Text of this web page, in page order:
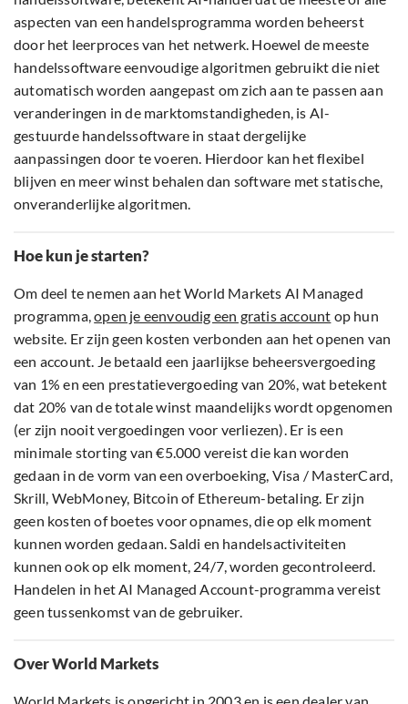
aspecten van een handelsprogramma worden beheerst
door het leerproces van het netwerk. Hoewel de meeste
handelssoftware eenvoudige algoritmen gebruikt die niet
automatisch worden aangepast om zich aan te passen aan
veranderingen in de marktomstandigheden, is AI-
gestuurde handelssoftware in staat dergelijke
aanpassingen door te voeren. Hierdoor kan het flexibel
blijven en meer winst behalen dan software met statische,
onveranderlijke algoritmen.
Hoe kun je starten?
Om deel te nemen aan het World Markets AI Managed
programma,open je eenvoudig een gratis account op hun
website. Er zijn geen kosten verbonden aan het openen van
een account. Je betaald een jaarlijkse beheersvergoeding
van 1% en een prestatievergoeding van 20%, wat betekent
dat 20% van de totale winst maandelijks wordt opgenomen
(er zijn nooit vergoedingen voor verliezen). Er is een
minimale storting van €5.000 vereist die kan worden
gedaan in de vorm van een overboeking, Visa / MasterCard,
Skrill, WebMoney, Bitcoin of Ethereum-betaling. Er zijn
geen kosten of boetes voor opnames, die op elk moment
kunnen worden gedaan. Saldi en handelsactiviteiten
kunnen ook op elk moment, 24/7, worden gecontroleerd.
Handelen in het AI Managed Account-programma vereist
geen tussenkomst van de gebruiker.
Over World Markets